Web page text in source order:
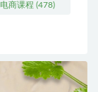
电商课程 (478)